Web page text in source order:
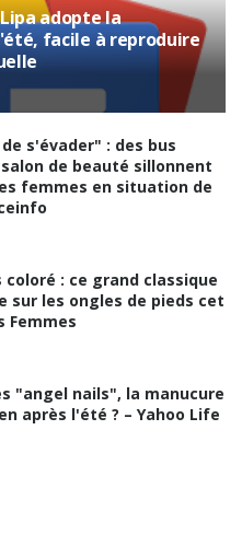
adopte la
facile à reproduire
s'évader" : des bus
de beauté sillonnent
femmes en situation de
coloré : ce grand classique
sur les ongles de pieds cet
Femmes
"angel nails", la manucure
après l'été ? – Yahoo Life